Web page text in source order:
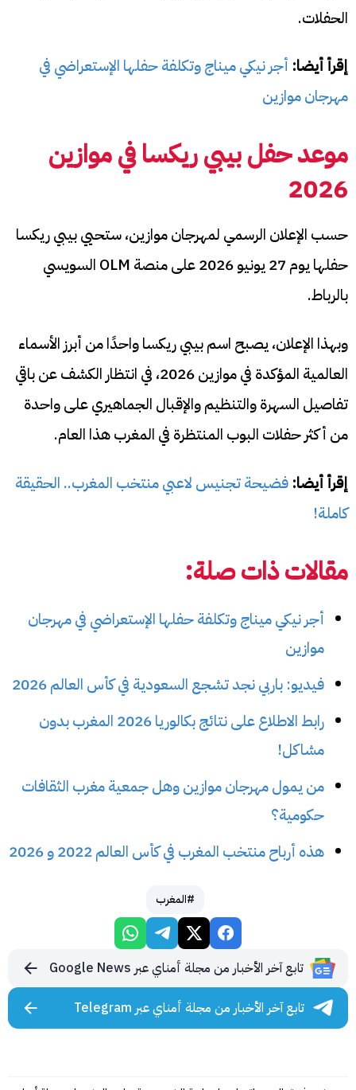
الحفلات.
إقرأ أيضا: أجر نيكي ميناج وتكلفة حفلها الإستعراضي في
مهرجان موازين
موعد حفل بيبي ريكسا في موازين
2026
حسب الإعلان الرسمي لمهرجان موازين، ستحيي بيبي ريكسا
حفلها يوم 27 يونيو 2026 على منصة OLM السويسي
بالرباط.
وبهذا الإعلان، يصبح اسم بيبي ريكسا واحدًا من أبرز الأسماء
العالمية المؤكدة في موازين 2026، في انتظار الكشف عن باقي
تفاصيل السهرة والتنظيم والإقبال الجماهيري على واحدة
من أكثر حفلات البوب المنتظرة في المغرب هذا العام.
إقرأ أيضا: فضيحة تجنيس لاعبي منتخب المغرب.. الحقيقة
كاملة!
مقالات ذات صلة:
أجر نيكي ميناج وتكلفة حفلها الإستعراضي في مهرجان
موازين
فيديو: باربي نجد تشجع السعودية في كأس العالم 2026
رابط الاطلاع على نتائج بكالوريا 2026 المغرب بدون
مشاكل!
من يمول مهرجان موازين وهل جمعية مغرب الثقافات
حكومية؟
هذه أرباح منتخب المغرب في كأس العالم 2022 و 2026
#المغرب
تابع آخر الأخبار من مجلة أمناي عبر Google News
تابع آخر الأخبار من مجلة أمناي عبر Telegram